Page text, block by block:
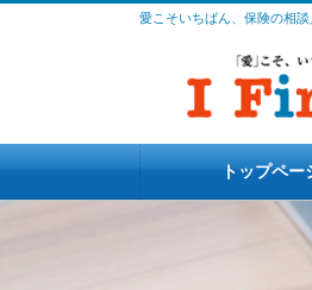
愛こそいちばん、保険の相
トップペー